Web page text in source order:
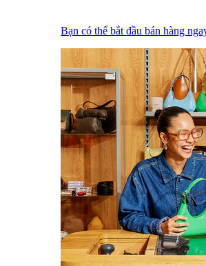
Bạn có thể bắt đầu bán hàng